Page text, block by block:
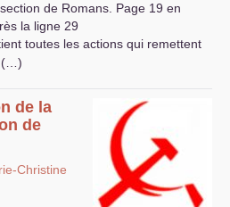
de Romans. Page 19 en
la ligne 29
toutes les actions qui remettent
(…)
de la
de
Christine